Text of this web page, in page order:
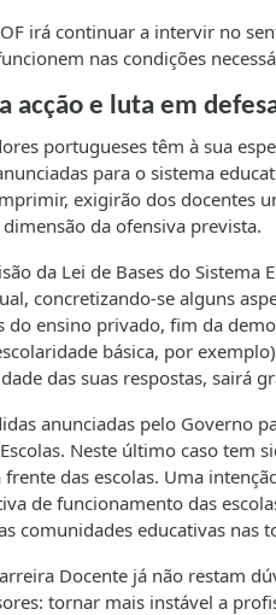
irá continuar a intervir no
nas condições
acção e luta em
portugueses têm à sua
para o sistema
exigirão dos docentes
da ofensiva prevista.
da Lei de Bases do
concretizando-se alguns
ensino privado, fim da
básica, por
das suas respostas, sairá
anunciadas pelo Governo
Neste último caso
das escolas. Uma
de funcionamento das
comunidades educativas nas
Docente já não restam
tornar mais instável a